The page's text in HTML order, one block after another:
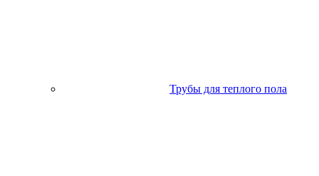
Трубы для теплого пола